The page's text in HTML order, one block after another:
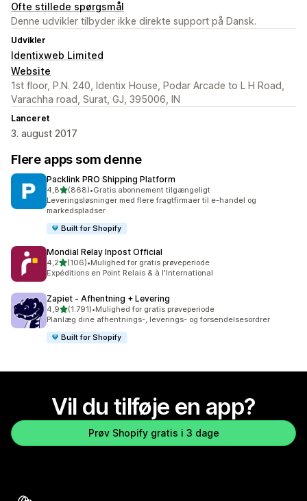
Ofte stillede spørgsmål
Denne udvikler tilbyder ikke direkte support på Dansk.
Udvikler
Identixweb Limited
Website
1st floor, P.N. 240, Identix House, Podar Arcade to L H Road,
Varachha road, Surat, GJ, 395006, IN
Lanceret
3. august 2017
Flere apps som denne
Packlink PRO Shipping Platform
4,8ud af 5 stjerner
(868)
868 anmeldelser i alt
•Gratis abonnement tilgængeligt
Leveringsløsninger med flere fragtfirmaer til e-handel og
markedspladser
Built for Shopify
Mondial Relay Inpost Official
4,2ud af 5 stjerner
(106)
106 anmeldelser i alt
•Mulighed for gratis prøveperiode
Expéditions en Point Relais & à l'International
Zapiet ‑ Afhentning + Levering
4,9ud af 5 stjerner
(1.791)
1791 anmeldelser i alt
•Mulighed for gratis prøveperiode
Planlæg dine afhentnings-, leverings- og forsendelsesordrer
Built for Shopify
Vil du tilføje en app?
Prøv Shopify gratis i 3 dage